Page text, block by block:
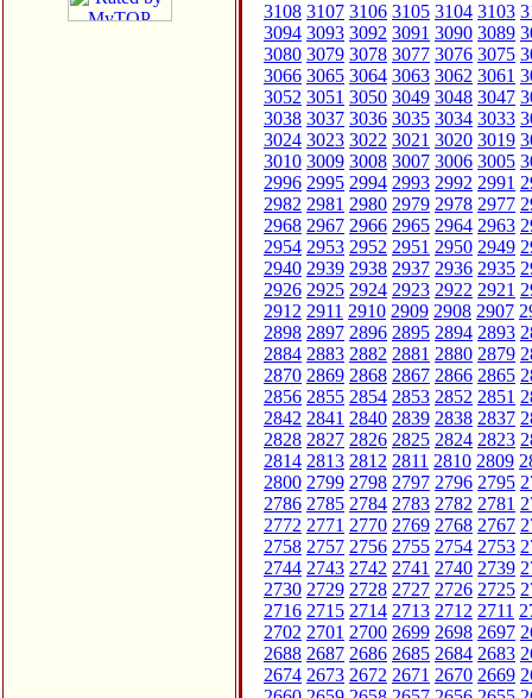
3108 3107 3106 3105 3104 3103
3094 3093 3092 3091 3090 3089
3080 3079 3078 3077 3076 3075
3066 3065 3064 3063 3062 3061
3052 3051 3050 3049 3048 3047
3038 3037 3036 3035 3034 3033
3024 3023 3022 3021 3020 3019
3010 3009 3008 3007 3006 3005
2996 2995 2994 2993 2992 2991
2982 2981 2980 2979 2978 2977
2968 2967 2966 2965 2964 2963
2954 2953 2952 2951 2950 2949
2940 2939 2938 2937 2936 2935
2926 2925 2924 2923 2922 2921
2912 2911 2910 2909 2908 2907
2898 2897 2896 2895 2894 2893
2884 2883 2882 2881 2880 2879
2870 2869 2868 2867 2866 2865
2856 2855 2854 2853 2852 2851
2842 2841 2840 2839 2838 2837
2828 2827 2826 2825 2824 2823
2814 2813 2812 2811 2810 2809
2800 2799 2798 2797 2796 2795
2786 2785 2784 2783 2782 2781
2772 2771 2770 2769 2768 2767
2758 2757 2756 2755 2754 2753
2744 2743 2742 2741 2740 2739
2730 2729 2728 2727 2726 2725
2716 2715 2714 2713 2712 2711
2702 2701 2700 2699 2698 2697
2688 2687 2686 2685 2684 2683
2674 2673 2672 2671 2670 2669